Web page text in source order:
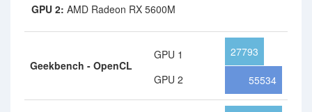
GPU 2: AMD Radeon RX 5600M
Geekbench - OpenCL
GPU 1
GPU 2
27793
55534